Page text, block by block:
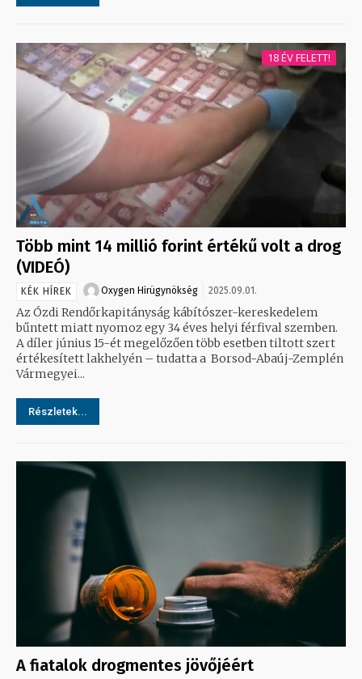
18 ÉV FELETT!
Több mint 14 millió forint értékű volt a drog
(VIDEÓ)
KÉK HÍREK Oxygen Hirügynökség 2025.09.01.
Az Ózdi Rendőrkapitányság kábítószer-kereskedelem
bűntett miatt nyomoz egy 34 éves helyi férfival szemben.
A díler június 15-ét megelőzően több esetben tiltott szert
értékesített lakhelyén – tudatta a Borsod-Abaúj-Zemplén
Vármegyei...
Részletek...
A fiatalok drogmentes jövőjéért